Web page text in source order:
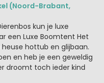
(Noord-Brabant,
kun je luxe
een Luxe Boomtent Het
hottub en glijbaan.
en heb je een geweldig
droomt toch ieder kind